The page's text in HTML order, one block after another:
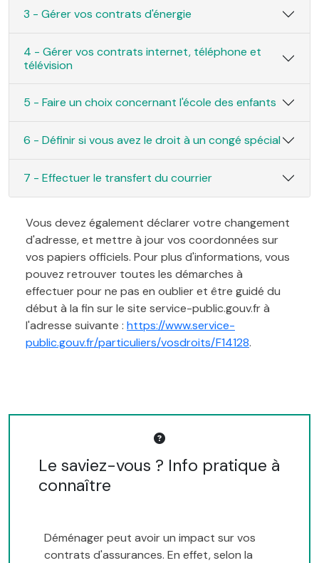
3 - Gérer vos contrats d'énergie
4 - Gérer vos contrats internet, téléphone et
télévision
5 - Faire un choix concernant l'école des enfants
6 - Définir si vous avez le droit à un congé spécial
7 - Effectuer le transfert du courrier
Vous devez également déclarer votre changement
d'adresse, et mettre à jour vos coordonnées sur
vos papiers officiels. Pour plus d'informations, vous
pouvez retrouver toutes les démarches à
effectuer pour ne pas en oublier et être guidé du
début à la fin sur le site service-public.gouv.fr à
l'adresse suivante : https://www.service-
public.gouv.fr/particuliers/vosdroits/F14128.
Le saviez-vous ? Info pratique à
connaître
Déménager peut avoir un impact sur vos
contrats d'assurances. En effet, selon la